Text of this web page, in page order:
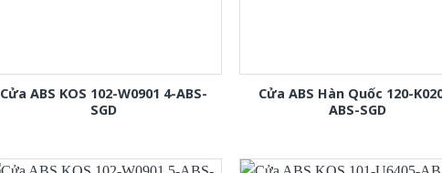
Cửa ABS KOS 102-W0901 4-ABS-
SGD
Cửa ABS Hàn Quốc 120-
ABS-SGD